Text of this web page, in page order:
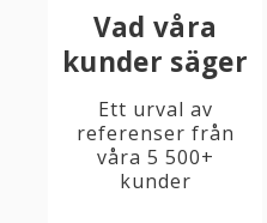
Vad våra
kunder säger
Ett urval av
referenser från
våra 5 500+
kunder